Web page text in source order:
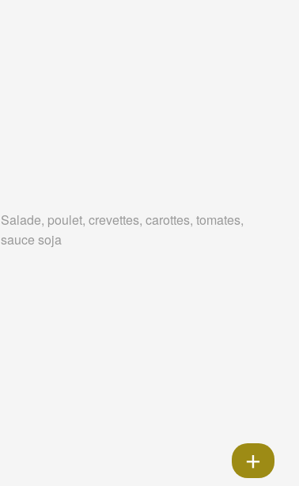
Salade, poulet, crevettes, carottes, tomates,
sauce soja